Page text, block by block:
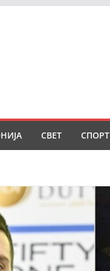
СВЕТ СПОРТ